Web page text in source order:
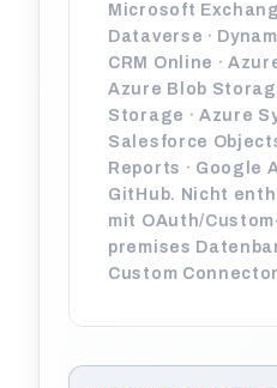
Microsoft
Dataverse ·
CRM Online ·
Azure Blob
Storage · Azure
Salesforce
Reports · Google
GitHub. Nicht
mit OAuth/
premises
Custom